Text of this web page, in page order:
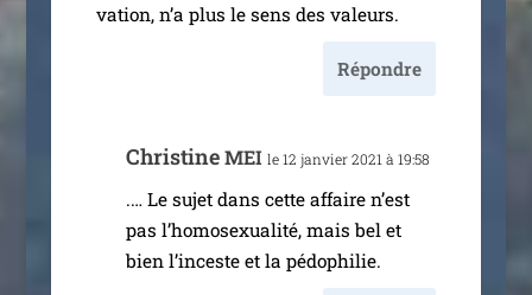
va­tion, n’a plus le sens des valeurs.
Répondre
ChristineMEI le 12 jan­vier 2021 à 19:58
.… Le sujet dans cette affaire n’est
pas l’ho­mo­sexua­li­té, mais bel et
bien l’in­ceste et la pédophilie.